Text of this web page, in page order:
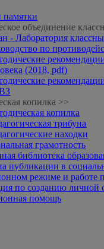
памятки
объединение
- Лаборатория
по
(2018, pdf)
копилка >>
копилка
трибуна
находки
грамотность
библиотека
публикации в
режиме и работе
по созданию личной
помощь